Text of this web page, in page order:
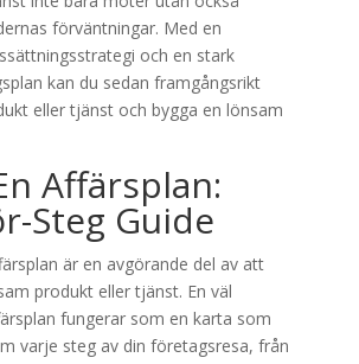
förväntningar. Med en
och en stark
kan du sedan framgångsrikt
eller tjänst och bygga en lönsam
Affärsplan:
Steg Guide
är en avgörande del av att
produkt eller tjänst. En väl
fungerar som en karta som
varje steg av din företagsresa, från